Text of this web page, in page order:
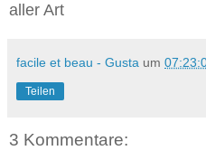
aller Art
facile et beau - Gusta um
Teilen
3 Kommentare: